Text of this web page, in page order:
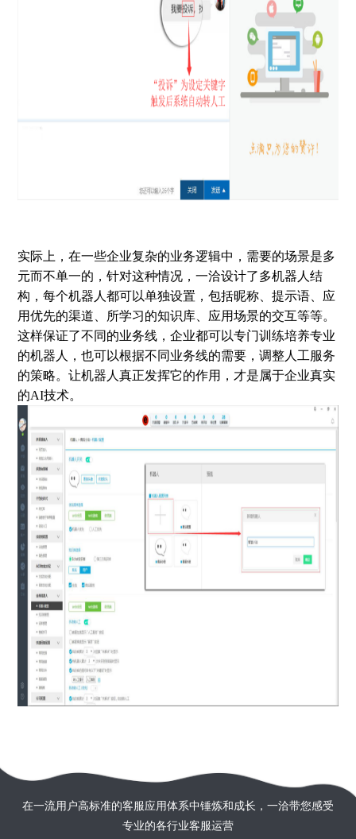
实际上，在一些企业复杂的业务逻辑中，需要的场景是多
元而不单一的，针对这种情况，一洽设计了多机器人结
构，每个机器人都可以单独设置，包括昵称、提示语、应
用优先的渠道、所学习的知识库、应用场景的交互等等。
这样保证了不同的业务线，企业都可以专门训练培养专业
的机器人，也可以根据不同业务线的需要，调整人工服务
的策略。让机器人真正发挥它的作用，才是属于企业真实
的AI技术。
在一流用户高标准的客服应用体系中锤炼和成长，一洽带您感受
专业的各行业客服运营